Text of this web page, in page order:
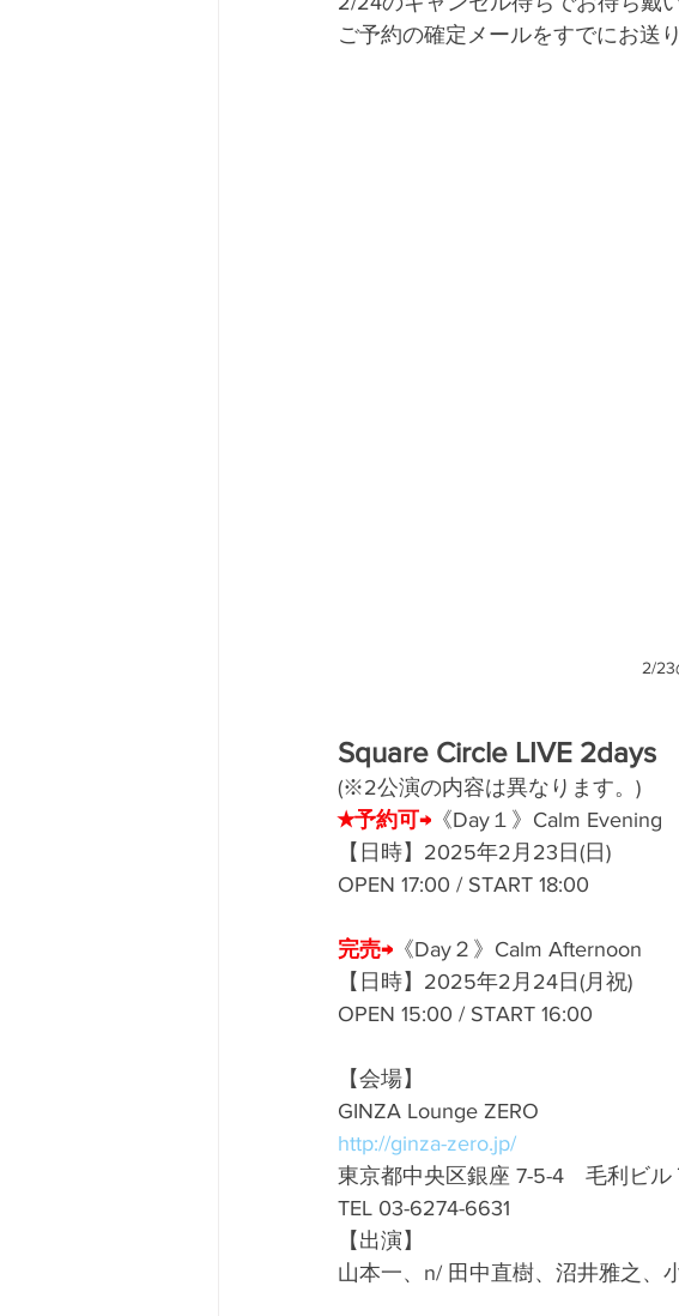
ご予約の確定メールをすでにお送
2/23
Square Circle LIVE 2days
(※2公演の内容は異なります。)
★予約可→ 《Day１》Calm Evening
【日時】2025年2月23日(日)
OPEN 17:00 / START 18:00
完売→ 《Day２》Calm Afternoon
【日時】2025年2月24日(月祝)
OPEN 15:00 / START 16:00
【会場】
GINZA Lounge ZERO
http://ginza-zero.jp/
東京都中央区銀座 7-5-4　毛利ビル
TEL 03-6274-6631
【出演】
山本一、n/ 田中直樹、沼井雅之、